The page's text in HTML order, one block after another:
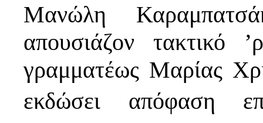
Μανώλη
απουσιάζον τακτικό
γραμματέως Μαρίας
εκδώσει απόφαση